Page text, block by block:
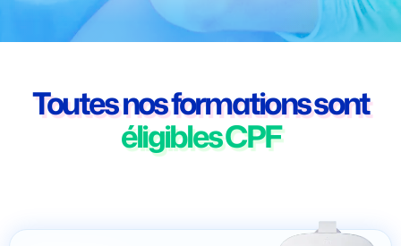
Toutes nos formations sont
éligibles CPF